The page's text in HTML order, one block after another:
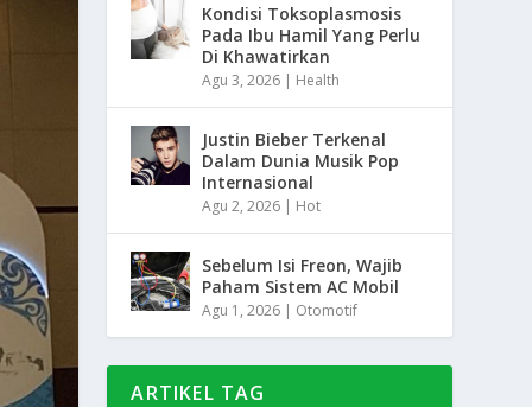
Kondisi Toksoplasmosis
Pada Ibu Hamil Yang Perlu
Di Khawatirkan
Agu 3, 2026 | Health
Justin Bieber Terkenal
Dalam Dunia Musik Pop
Internasional
Agu 2, 2026 | Hot
Sebelum Isi Freon, Wajib
Paham Sistem AC Mobil
Agu 1, 2026 | Otomotif
ARTIKEL TAG